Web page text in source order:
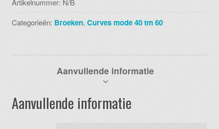
broek
aantal
Artikelnummer: N/B
Categorieën: Broeken,Curves mode 40 tm 60
Aanvullende informatie
Aanvullende informatie